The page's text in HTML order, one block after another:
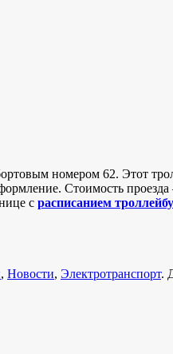
номером 62. Этот
Стоимость
с расписанием
, Новости, Электротранспорт.